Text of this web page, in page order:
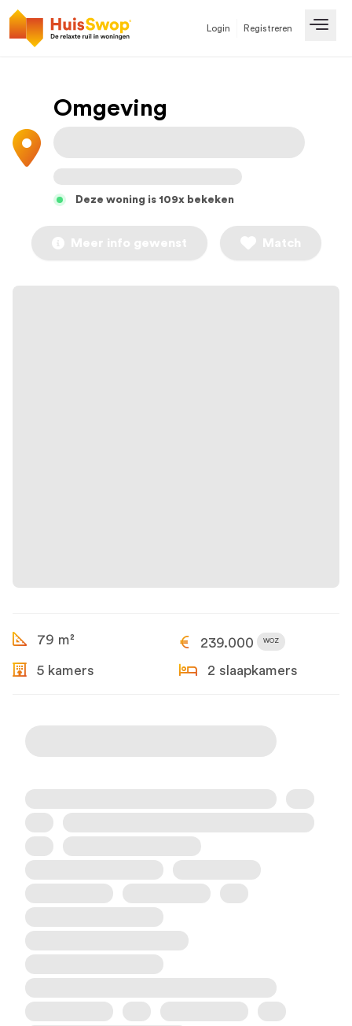
Login Registreren
Omgeving
Deze woning is 109x bekeken
Meer info gewenst Match
79 m² 239.000 WOZ
5 kamers 2 slaapkamers